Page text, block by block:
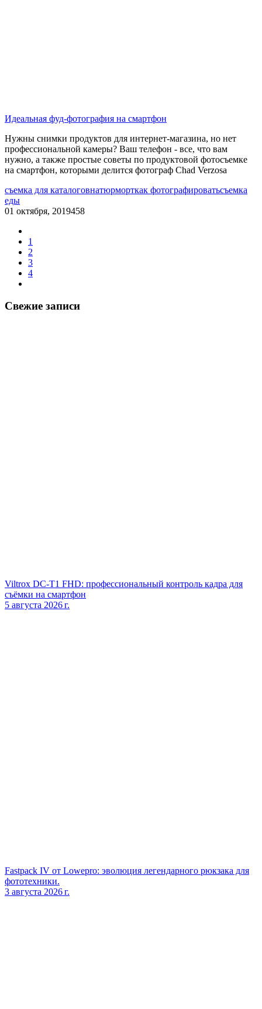
Идеальная фуд-фотография на смартфон
Нужны снимки продуктов для интернет-магазина, но нет
профессиональной камеры? Ваш телефон - все, что вам
нужно, а также простые советы по продуктовой фотосъемке
на смартфон, которыми делится фотограф Chad Verzosa
съемка для каталоговнатюрморткак фотографироватьсъемка
еды
01 октября, 2019458
1
2
3
4
Свежие записи
Viltrox DC‑T1 FHD: профессиональный контроль кадра для
съёмки на смартфон
5 августа 2026 г.
Fastpack IV от Lowepro: эволюция легендарного рюкзака для
фототехники.
3 августа 2026 г.